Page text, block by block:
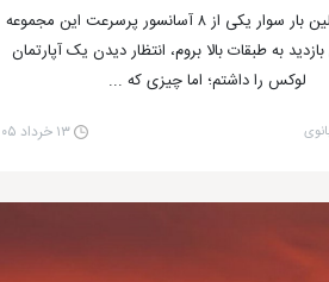
که در زمان جنگ عرب‌ها، به تصرف آنها
تصرف ایرانی‌ها در آمد.
جزیره تا قبل از سال 40 هجری شمسی تنها یک
تفریحات مختلف در این خطه است.
ایران برای گردشگری، خرید و تفریح است که
وقتی برای اولین بار سوار یکی از ۸ آسانسور پرسرعت این مجموعه
به طبقات بالا بروم، انتظار دیدن یک آپارتمان
لوکس را داشتم؛ اما چیزی که ...
۱۳ خرداد ۰۵